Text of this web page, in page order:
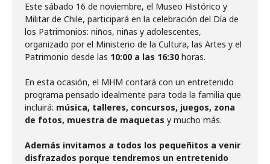
Este sábado 16 de noviembre, el Museo Histórico y
Militar de Chile, participará en la celebración del Día de
los Patrimonios: niños, niñas y adolescentes,
organizado por el Ministerio de la Cultura, las Artes y el
Patrimonio desde las 10:00 a las 16:30 horas.
En esta ocasión, el MHM contará con un entretenido
programa pensado idealmente para toda la familia que
incluirá: música, talleres, concursos, juegos, zona
de fotos, muestra de maquetas y mucho más.
Además invitamos a todos los pequeñitos a venir
disfrazados porque tendremos un entretenido